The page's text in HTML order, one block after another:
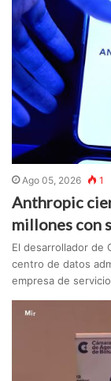
Ago 05, 2026 1
Anthropic
millones con
El desarrollador de
centro de datos
empresa de